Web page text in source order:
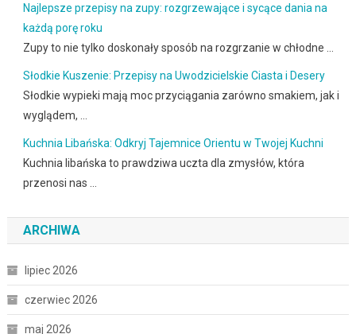
Najlepsze przepisy na zupy: rozgrzewające i sycące dania na
każdą porę roku
Zupy to nie tylko doskonały sposób na rozgrzanie w chłodne …
Słodkie Kuszenie: Przepisy na Uwodzicielskie Ciasta i Desery
Słodkie wypieki mają moc przyciągania zarówno smakiem, jak i
wyglądem, …
Kuchnia Libańska: Odkryj Tajemnice Orientu w Twojej Kuchni
Kuchnia libańska to prawdziwa uczta dla zmysłów, która
przenosi nas …
ARCHIWA
lipiec 2026
czerwiec 2026
maj 2026